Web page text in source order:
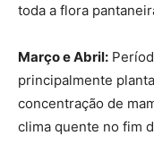
toda a flora
Março e Abril:
principalmente
concentração de
clima quente no fim